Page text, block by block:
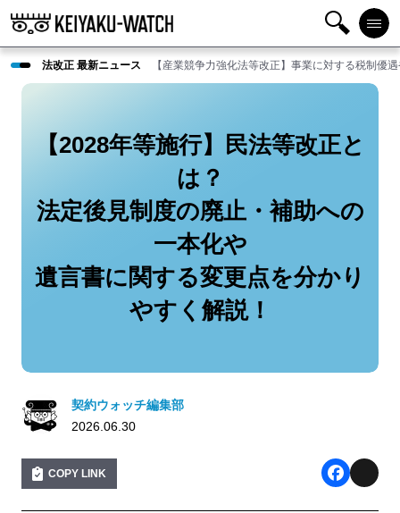
検
索
メニ
ュー
法改正 最新ニュース 【産業競争力強化法等改正】事業に対する税制優
【2028年等施行】民法等改正と
は？
法定後見制度の廃止・補助への
一本化や
遺言書に関する変更点を分かり
やすく解説！
契約ウォッチ編集部
2026.06.30
COPY LINK